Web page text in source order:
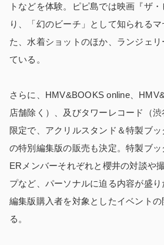
トなどを体験。ピピ島では映画『ザ
り、「幻のビーチ」として知られる
た、水着ショットのほか、ランジェ
ている。
さらに、HMV&BOOKS online、
店舗除く）、及びタワーレコード（渋
限定で、アクリルスタンド＆特製ブ
の特別編集版の販売も決定。特製ブ
ERメンバーそれぞれと櫻井の対談や
プなど、パーソナルに迫る内容が盛り
編集版購入者を対象としたイベント
る。